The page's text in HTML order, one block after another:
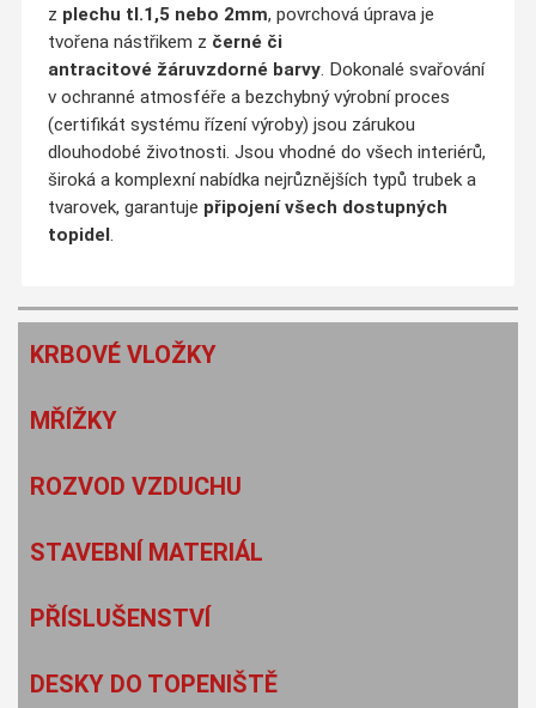
z plechu tl.1,5 nebo 2mm, povrchová úprava je
tvořena nástřikem z černé či
antracitové žáruvzdorné barvy. Dokonalé svařování
v ochranné atmosféře a bezchybný výrobní proces
(certifikát systému řízení výroby) jsou zárukou
dlouhodobé životnosti. Jsou vhodné do všech interiérů,
široká a komplexní nabídka nejrůznějších typů trubek a
tvarovek, garantuje připojení všech dostupných
topidel .
KRBOVÉ VLOŽKY
MŘÍŽKY
ROZVOD VZDUCHU
STAVEBNÍ MATERIÁL
PŘÍSLUŠENSTVÍ
DESKY DO TOPENIŠTĚ